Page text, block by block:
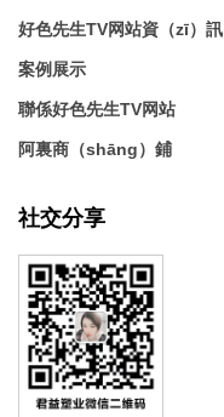
好色先生TV网站資（zī）訊
案例展示
聯係好色先生TV网站
阿裏商（shāng）鋪
社交分享